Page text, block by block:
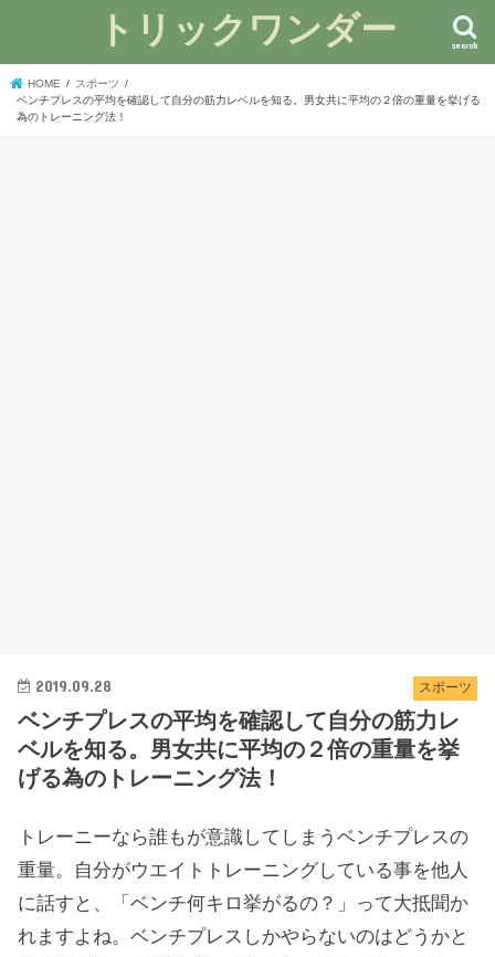
トリックワンダー search
HOME
スポーツ
ベンチプレスの平均を確認して自分の筋力レベルを知る。男女共に平均の２倍の重量を挙げる
為のトレーニング法！
スポーツ
2019.09.28
ベンチプレスの平均を確認して自分の筋力レ
ベルを知る。男女共に平均の２倍の重量を挙
げる為のトレーニング法！
トレーニーなら誰もが意識してしまうベンチプレスの
重量。自分がウエイトトレーニングしている事を他人
に話すと、「ベンチ何キロ挙がるの？」って大抵聞か
れますよね。ベンチプレスしかやらないのはどうかと